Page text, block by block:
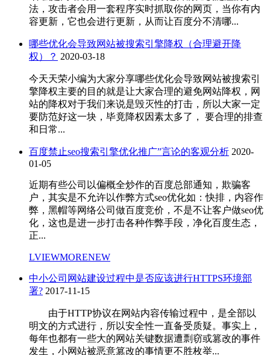
法，攻击者会用一套程序实时抓取你的网页，当你有内
容更新，它也会进行更新，从而让百度分不清哪...
哪些优化会导致网站被搜索引擎降权（合理避开降
权）？ 2020-03-18
今天天荣小编为大家分享哪些优化会导致网站被搜索引
擎降权主要的目的就是让大家合理的避免网站降权，网
站的降权对于我们来说是毁灭性的打击，所以大家一定
要防范好这一块，毕竟降权因素太多了， 要合理的排查
和日常...
百度禁止seo搜索引擎优化推广”言论的客观分析 2020-
01-05
近期有些公司以偏概全炒作的百度总部通知，欺骗客
户，其实是不允许以作弊方式seo优化如：快排，内容作
弊，黑帽等网络公司做百度竞价，不是不让客户做seo优
化，这也是进一步打击各种作弊手段，净化百度生态，
正...
LVIEWMORENEW
中小公司网站建设过程中是否应该进行HTTPS环境部
署? 2017-11-15
由于HTTP协议在网站内容传输过程中，是全部以
明文的方式进行，所以安全性一直备受质疑。事实上，
每年也都有一些大的网站关键数据遭剽窃或篡改的事件
发生，小网站被恶意篡改的事情更不胜枚举...